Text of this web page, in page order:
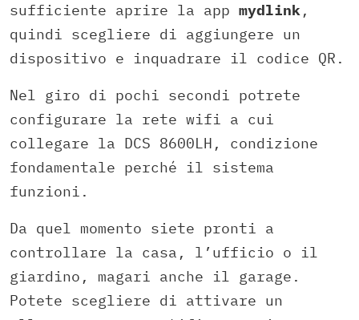
sufficiente aprire la app mydlink,
quindi scegliere di aggiungere un
dispositivo e inquadrare il codice QR.
Nel giro di pochi secondi potrete
configurare la rete wifi a cui
collegare la DCS 8600LH, condizione
fondamentale perché il sistema
funzioni.
Da quel momento siete pronti a
controllare la casa, l’ufficio o il
giardino, magari anche il garage.
Potete scegliere di attivare un